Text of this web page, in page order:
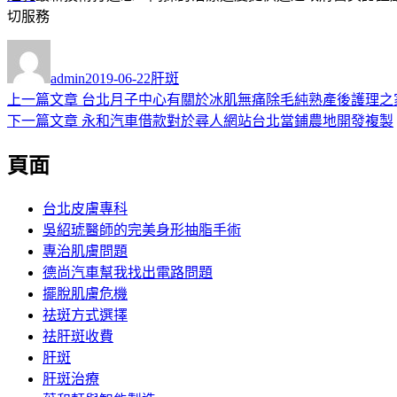
切服務
者
admin佈
日
期:
2019-06-22類
肝斑
文
章
導
上一篇文章 上
一
台北月子中心有關於冰肌無痛除毛純熟產後護理之
下一篇文章 下
章:
永和汽車借款對於尋人網站台北當鋪農地開發複製
頁面
台北皮膚專科
吳紹琥醫師的完美身形抽脂手術
專治肌膚問題
德尚汽車幫我找出電路問題
擺脫肌膚危機
祛斑方式選擇
祛肝斑收費
肝斑
肝斑治療